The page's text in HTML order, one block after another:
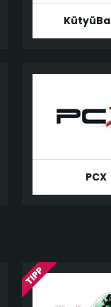
PCX